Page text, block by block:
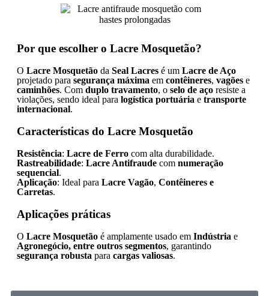
Por que escolher o Lacre Mosquetão?
O Lacre Mosquetão da Seal Lacres é um Lacre de Aço
projetado para segurança máxima em contêineres, vagões e
caminhões. Com duplo travamento, o selo de aço resiste a
violações, sendo ideal para logística portuária e transporte
internacional.
Características do Lacre Mosquetão
Resistência: Lacre de Ferro com alta durabilidade.
Rastreabilidade: Lacre Antifraude com numeração
sequencial.
Aplicação: Ideal para Lacre Vagão, Contêineres e
Carretas.
Aplicações práticas
O Lacre Mosquetão é amplamente usado em Indústria e
Agronegócio, entre outros segmentos, garantindo
segurança robusta para cargas valiosas.